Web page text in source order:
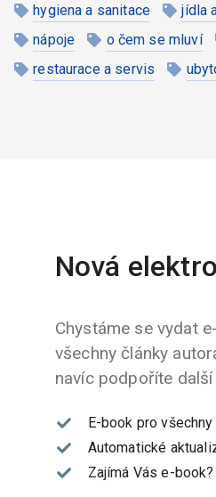
hygiena a sanitace
jídla
nápoje
o čem se mluví
restaurace a servis
Nová
Chystáme se vydat
všechny články
navíc podpoříte
E-book pro
Automatické
Zajímá Vás e-book?